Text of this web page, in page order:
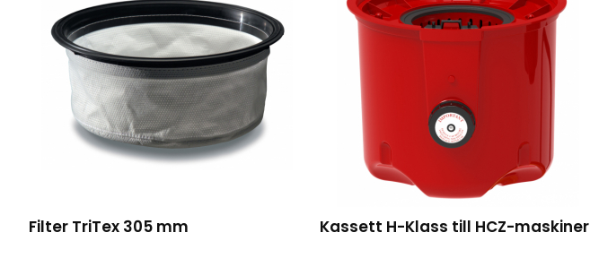
Filter TriTex 305 mm Kassett H-Klass till HCZ-maskiner